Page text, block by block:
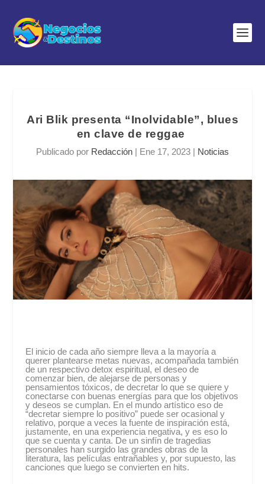
Ari Blik presenta “Inolvidable”, blues
en clave de reggae
Publicado por Redacción | Ene 17, 2023 | Noticias
El inicio de cada año siempre lleva a la mayoría a
querer plantearse metas nuevas, acompañada también
de un respectivo detox espiritual, el deseo de
comenzar bien, de alejarse de personas y
pensamientos tóxicos, de decretar lo que se quiere y
conectarse con buenas energías para que los objetivos
y deseos se cumplan. En el mundo artístico eso de
“decretar siempre lo positivo” puede ser ocasional y
relativo, porque a veces la fuente de inspiración está,
justamente, en una experiencia negativa, y es eso lo
que se cuenta y canta. De un sinfín de tragedias
personales han surgido las grandes obras de la
literatura, las películas entrañables y, por supuesto, las
canciones que luego se convierten en hits.